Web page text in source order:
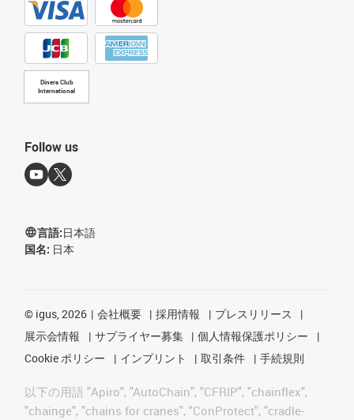
Diners Club
International
Follow us
言語:日本語
国名: 日本
© igus, 2026 会社概要 採用情報
プレスリリース
展示会情報
サプライヤー募集
個人情報保護ポリシー
Cookie ポリシー
インプリント 取引条件 手続規則
以下の用語 "Apiro", "AutoChain", "CFRIP", "chainflex",
"chainge", "chains for cranes", "ConProtect", "cradle-